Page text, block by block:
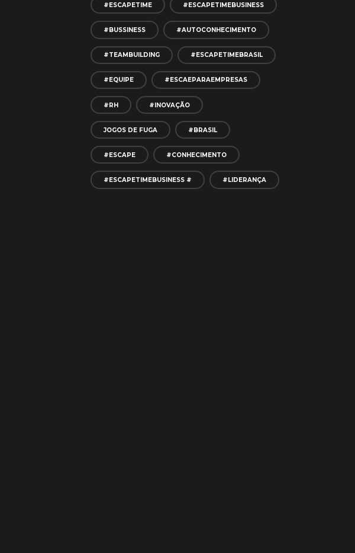
#ESCAPETIME #ESCAPETIMEBUSINESS
#BUSSINESS #AUTOCONHECIMENTO
#TEAMBUILDING #ESCAPETIMEBRASIL
#EQUIPE #ESCAEPARAEMPRESAS
#RH #INOVAÇÃO
JOGOS DE FUGA #BRASIL
#ESCAPE #CONHECIMENTO
#ESCAPETIMEBUSINESS # #LIDERANÇA